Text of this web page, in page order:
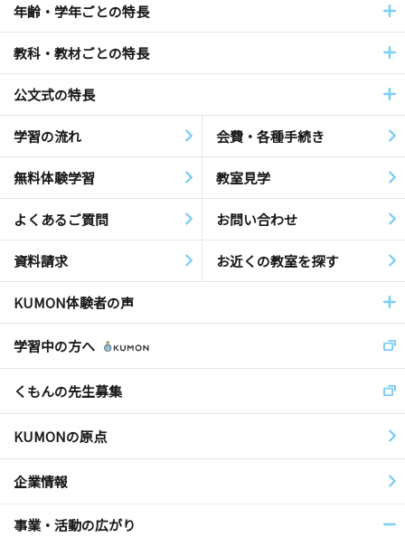
年齢・学年ごとの特長
教科・教材ごとの特長
公文式の特長
学習の流れ 会費・各種手続き
無料体験学習 教室見学
よくあるご質問 お問い合わせ
資料請求 お近くの教室を探す
KUMON体験者の声
学習中の方へ
くもんの先生募集
KUMONの原点
企業情報
事業・活動の広がり